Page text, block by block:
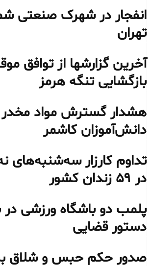
انفجار در شهرک صنعتی
تهران
آخرین گزارشها از توافق
بازگشایی تنگه هرمز
هشدار گسترش مواد مخدر
دانش‌آموزان کاشمر
تداوم کارزار سه‌شنبه‌های
در ۵۹ زندان کشور
پلمب دو باشگاه ورزشی در
دستور قضایی
صدور حکم حبس و شلاق